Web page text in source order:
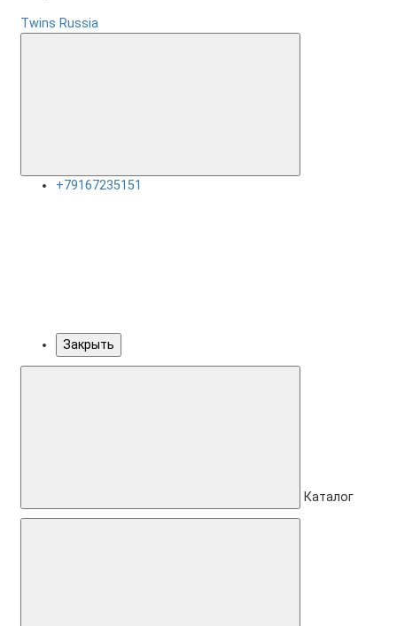
Twins Russia
+79167235151
Закрыть
Каталог